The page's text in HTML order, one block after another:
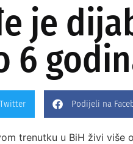
je
6
Podijeli na
trenutku u BiH živi